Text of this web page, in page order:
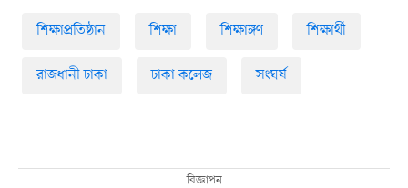
শিক্ষাপ্রতিষ্ঠান শিক্ষা শিক্ষাঙ্গণ শিক্ষার্থী
রাজধানী ঢাকা ঢাকা কলেজ সংঘর্ষ